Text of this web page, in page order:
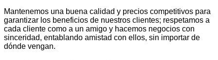
Mantenemos una buena calidad y precios competitivos para
garantizar los beneficios de nuestros clientes; respetamos a
cada cliente como a un amigo y hacemos negocios con
sinceridad, entablando amistad con ellos, sin importar de
dónde vengan.